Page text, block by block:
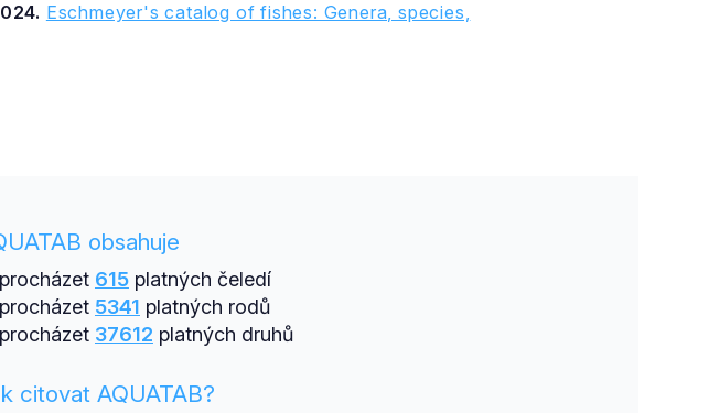
Eschmeyer's catalog of fishes: Genera, species,
obsahuje
procházet 615platných čeledí
procházet 5341 platných rodů
procházet 37612 platných druhů
citovat AQUATAB?